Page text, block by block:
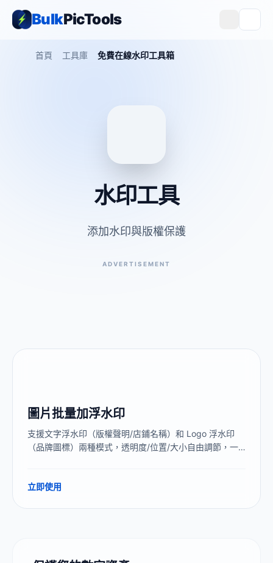
BulkPicTools
首頁 工具庫 免費在線水印工具箱
水印工具
添加水印與版權保護
ADVERTISEMENT
圖片批量加浮水印
支援文字浮水印（版權聲明/店鋪名稱）和 Logo 浮水印
（品牌圖標）兩種模式，透明度/位置/大小自由調節，一
立即使用